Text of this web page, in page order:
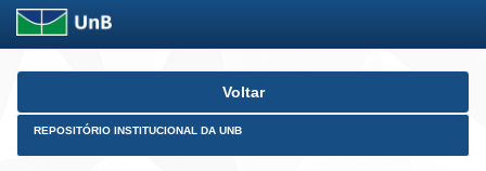
Skip
Voltar
REPOSITÓRIO INSTITUCIONAL DA UNB